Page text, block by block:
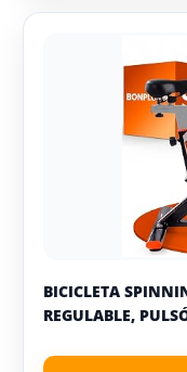
BICICLETA
REGULABLE,